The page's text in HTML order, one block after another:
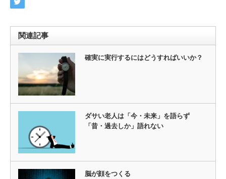
関連記事
確実に実行するにはどうすればいいか？
ダサい老人は「今・未来」を語らず
「昔・過去しか」語れない
脳が顔をつくる